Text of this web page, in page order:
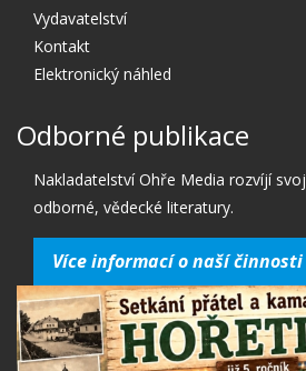
Vydavatelství
Kontakt
Elektronický náhled
Odborné publikace
Nakladatelství Ohře Media rozvíjí
odborné, vědecké literatury.
Více informací o naší činnosti